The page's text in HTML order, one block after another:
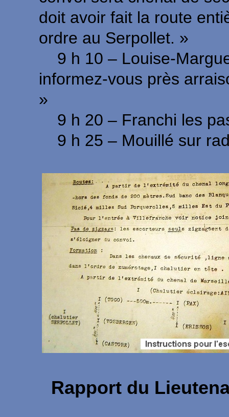
doit avoir fait la route
ordre au Serpollet. »
9 h 10 – Louise-
informez-vous près
»
9 h 20 – Franchi les
9 h 25 – Mouillé sur
Rapport du